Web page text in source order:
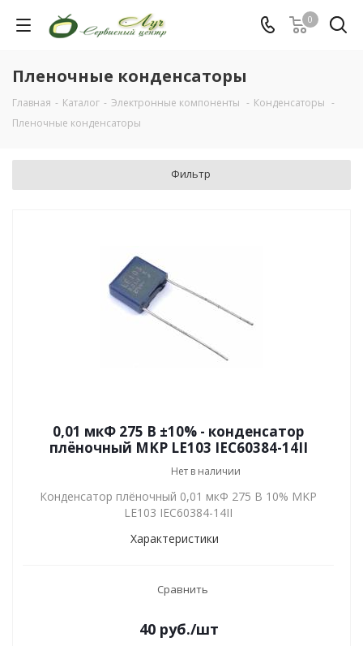
0
Пленочные конденсаторы
Главная - Каталог - Электронные компоненты - Конденсаторы -
Пленочные конденсаторы
Фильтр
0,01 мкФ 275 В ±10% - конденсатор
плёночный MKP LE103 IEC60384-14II
Нет в наличии
Конденсатор плёночный 0,01 мкФ 275 В 10% MKP
LE103 IEC60384-14II
Характеристики
Сравнить
40руб./шт